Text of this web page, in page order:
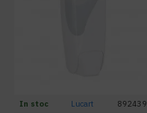
In stoc Lucart 892439